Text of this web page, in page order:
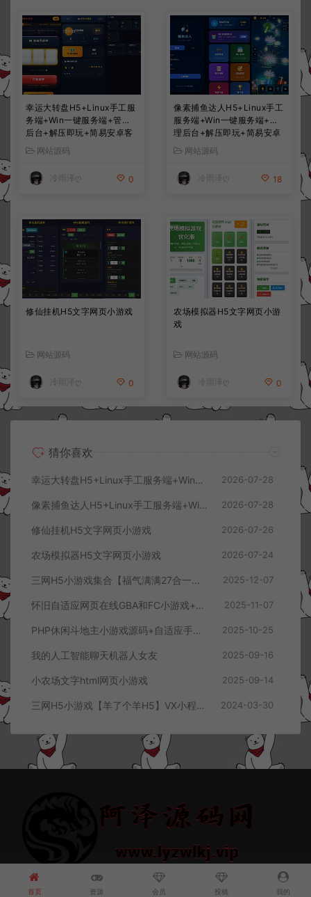
幸运大转盘H5+Linux手工服
务端+Win一键服务端+管理
后台+解压即玩+简易安卓客
户端+详细搭建教程
网站源码
冷雨泽ღ 0
像素捕鱼达人H5+Linux手工
服务端+Win一键服务端+管
理后台+解压即玩+简易安卓
客户端+详细搭建教程
网站源码
冷雨泽ღ 18
修仙挂机H5文字网页小游戏
网站源码
冷雨泽ღ 0
农场模拟器H5文字网页小游
戏
网站源码
冷雨泽ღ 0
猜你喜欢
幸运大转盘H5+Linux手工服务端+Win一键服务端+管理后台+解压即玩+简易安卓客户端+详细搭建教程 2026-07-28
像素捕鱼达人H5+Linux手工服务端+Win一键服务端+管理后台+解压即玩+简易安卓客户端+详细搭建教程 2026-07-28
修仙挂机H5文字网页小游戏 2026-07-26
农场模拟器H5文字网页小游戏 2026-07-24
三网H5小游戏集合【福气满满27合一】12月最新整理Linux手工服务端+Win一键服务端+解压即玩+详细搭建教程 2025-12-07
怀旧自适应网页在线GBA和FC小游戏+支持手柄+存档+管理后台 2025-11-07
PHP休闲斗地主小游戏源码+自适应手机端+带管理后台 2025-10-25
我的人工智能聊天机器人女友 2025-09-16
小农场文字html网页小游戏 2025-09-14
三网H5小游戏【羊了个羊H5】VX小程序游戏+前后端+安装教程 2024-03-30
© 2021~2026 阿泽源码网 www.lyzwlkj.vip 冷雨泽
豫
ICP备2022000516号-1
首页 资源 会员 投稿 我的